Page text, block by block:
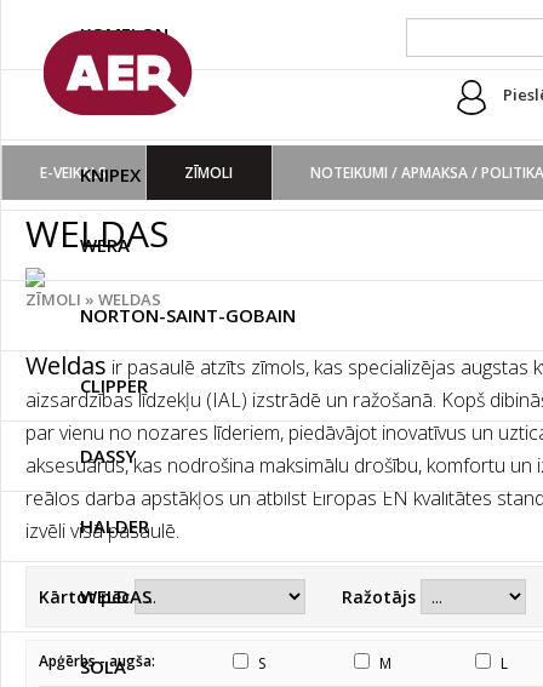
KOMELON
KNIPEX
WERA
NORTON-SAINT-GOBAIN
CLIPPER
DASSY
HALDER
WELDAS
SOLA
E-VEIKALS ZĪMOLI NOTEIKUMI / APMAKSA / POLITIKA
WELDAS
ZĪMOLI » WELDAS
Weldas ir pasaulē atzīts zīmols, kas specializējas augstas
aizsardzības līdzekļu (IAL) izstrādē un ražošanā. Kopš
par vienu no nozares līderiem, piedāvājot inovatīvus un
aksesuārus, kas nodrošina maksimālu drošību, komfortu
reālos darba apstākļos un atbilst Eiropas EN kvalitātes
izvēli visā pasaulē.
Kārtot pēc Ražotājs
Apģērbs - augša: S M
L